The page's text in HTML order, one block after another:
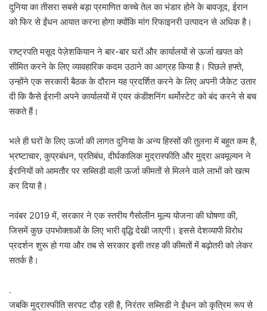
दुनिया का तीसरा सबसे बड़ा प्रमाणित कच्चे तेल का भंडार होने के बावजूद, ईरान
को फिर से ईंधन आयात करना होगा क्योंकि मांग रिफाइनरी उत्पादन से अधिक है।
राष्ट्रपति मसूद पेज़ेशकियान ने बार-बार घरों और कार्यालयों से ऊर्जा खपत को
सीमित करने के लिए व्यावहारिक कदम उठाने का आग्रह किया है। पिछले हफ्ते,
उन्होंने एक सरकारी बैठक के दौरान यह प्रदर्शित करने के लिए अपनी जैकेट उतार
दी कि कैसे ईरानी अपने कार्यालयों में एयर कंडीशनिंग थर्मोस्टेट को बंद करने से बच
सकते हैं।
भले ही घरों के लिए ऊर्जा की लागत दुनिया के अन्य हिस्सों की तुलना में बहुत कम है,
भ्रष्टाचार, कुप्रबंधन, प्रतिबंध, दीर्घकालिक मुद्रास्फीति और मुद्रा अवमूल्यन ने
ईरानियों को आमतौर पर सब्सिडी वाली ऊर्जा कीमतों से मिलने वाले लाभों को खत्म
कर दिया है।
नवंबर 2019 में, सरकार ने एक स्तरीय गैसोलीन मूल्य योजना की घोषणा की,
जिसमें कुछ उपभोक्ताओं के लिए भारी वृद्धि देखी जाएगी। इससे देशव्यापी विरोध
प्रदर्शन शुरू हो गया और तब से सरकार इसी तरह की कीमतों में बढ़ोतरी को लेकर
सतर्क है।
.
जबकि मुद्रास्फीति सरपट दौड़ रही है, निरंतर सब्सिडी ने ईंधन को कृत्रिम रूप से